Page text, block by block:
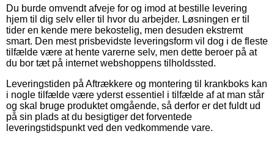
Du burde omvendt afveje for og imod at bestille levering
hjem til dig selv eller til hvor du arbejder. Løsningen er til
tider en kende mere bekostelig, men desuden ekstremt
smart. Den mest prisbevidste leveringsform vil dog i de fleste
tilfælde være at hente varerne selv, men dette beroer på at
du bor tæt på internet webshoppens tilholdssted.
Leveringstiden på Aftrækkere og montering til krankboks kan
i nogle tilfælde være yderst essentiel i tilfælde af at man står
og skal bruge produktet omgående, så derfor er det fuldt ud
på sin plads at du besigtiger det forventede
leveringstidspunkt ved den vedkommende vare.